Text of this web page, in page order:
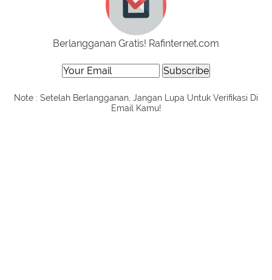
Berlangganan Gratis! Rafinternet.com
Note : Setelah Berlangganan, Jangan Lupa Untuk Verifikasi Di
Email Kamu!